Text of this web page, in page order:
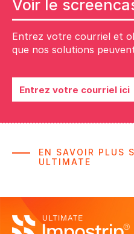
Voir le
Entrez votre courriel et
que nos solutions
Entrez votre courriel ici
Accédez à une
Entrez votre
peuvent
EN SAVOIR PLUS
ULTIMATE